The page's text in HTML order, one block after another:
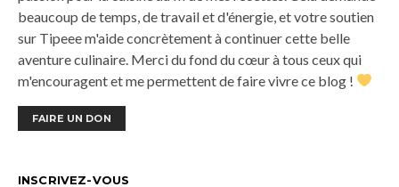
beaucoup de temps, de travail et d'énergie, et votre soutien
sur Tipeee m'aide concrètement à continuer cette belle
aventure culinaire. Merci du fond du cœur à tous ceux qui
m'encouragent et me permettent de faire vivre ce blog !
FAIRE UN DON
INSCRIVEZ-VOUS